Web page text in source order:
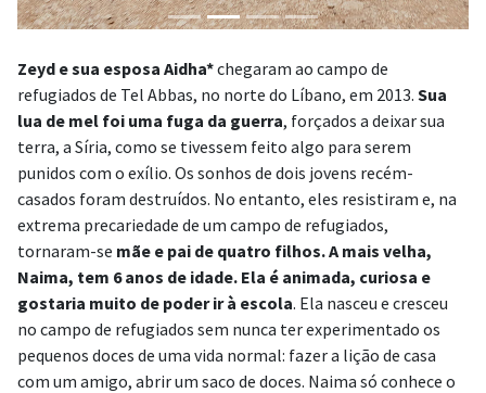
Zeyd e sua esposa Aidha*chegaram ao campo de
refugiados de Tel Abbas, no norte do Líbano, em 2013. Sua
lua de mel foi uma fuga da guerra, forçados a deixar sua
terra, a Síria, como se tivessem feito algo para serem
punidos com o exílio. Os sonhos de dois jovens recém-
casados foram destruídos. No entanto, eles resistiram e, na
extrema precariedade de um campo de refugiados,
tornaram-se mãe e pai de quatro filhos. A mais velha,
Naima, tem 6 anos de idade. Ela é animada, curiosa e
gostaria muito de poder ir à escola. Ela nasceu e cresceu
no campo de refugiados sem nunca ter experimentado os
pequenos doces de uma vida normal: fazer a lição de casa
com um amigo, abrir um saco de doces. Naima só conhece o